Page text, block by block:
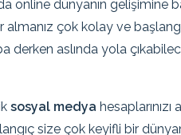
online dünyanın gelişimine
almanız çok kolay ve
derken aslında yola
sosyal medya
size çok keyifli bir